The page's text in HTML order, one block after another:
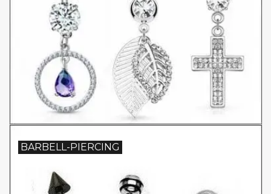
BARBELL-PIERCING